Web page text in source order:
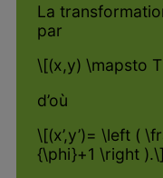
La
par
\[(x,y) \mapsto
d’où
\[(x’,y’)= \left (
{\phi}+1 \right ).\]